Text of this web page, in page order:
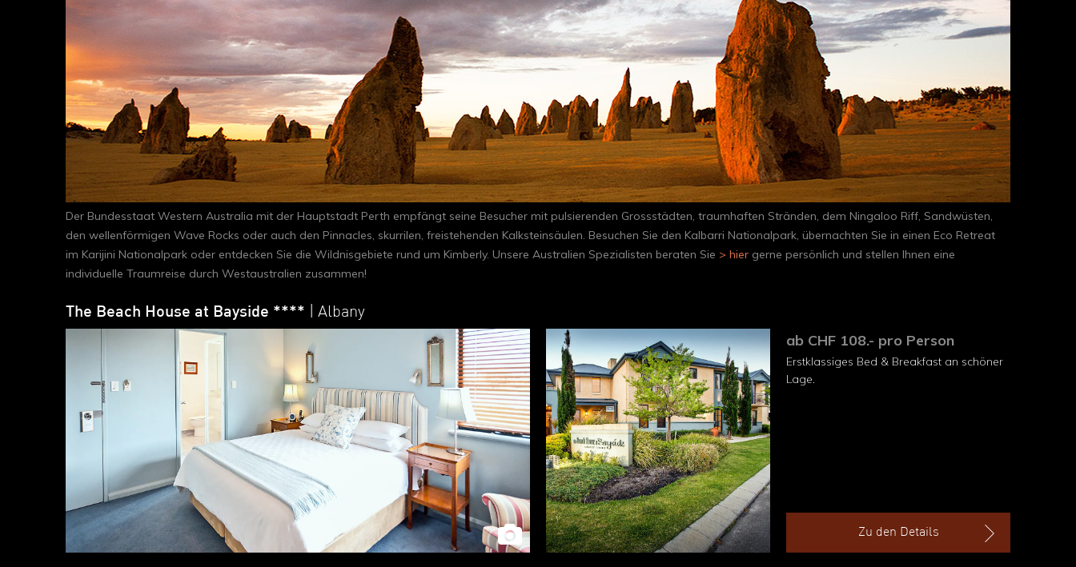
Der Bundesstaat Western Australia mit der Hauptstadt Perth empfängt seine Besucher mit pulsierenden Grossstädten, traumhaften Stränden, dem Ningaloo Riff, Sandwüsten,
den wellenförmigen Wave Rocks oder auch den Pinnacles, skurrilen, freistehenden Kalksteinsäulen. Besuchen Sie den Kalbarri Nationalpark, übernachten Sie in einen Eco Retreat
im Karijini Nationalpark oder entdecken Sie die Wildnisgebiete rund um Kimberly. Unsere Australien Spezialisten beraten Sie > hier gerne persönlich und stellen Ihnen eine
individuelle Traumreise durch Westaustralien zusammen!
The Beach House at Bayside **** | Albany
ab CHF 108.- pro Person
Erstklassiges Bed & Breakfast an schöner
Lage.
Zu den Details